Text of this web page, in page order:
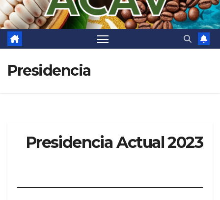
Presidencia
Presidencia Actual 2023